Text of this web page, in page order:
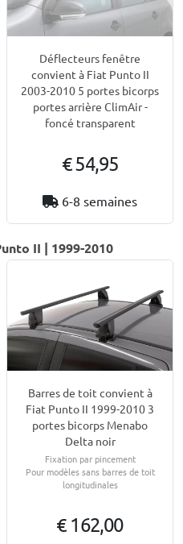
Déflecteurs fenêtre
convient à Fiat Punto II
2003-2010 5 portes bicorps
portes arrière ClimAir -
foncé transparent
€ 54,95
6-8 semaines
II | 1999-2010
Barres de toit convient à
Fiat Punto II 1999-2010 3
portes bicorps Menabo
Delta noir
Fixation par pincement
Pour modèles sans barres de toit
longitudinales
€ 162,00